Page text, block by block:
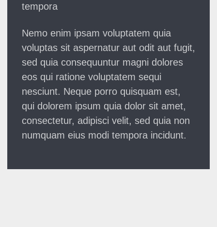
tempora
Nemo enim ipsam voluptatem quia
voluptas sit aspernatur aut odit aut fugit,
sed quia consequuntur magni dolores
eos qui ratione voluptatem sequi
nesciunt. Neque porro quisquam est,
qui dolorem ipsum quia dolor sit amet,
consectetur, adipisci velit, sed quia non
numquam eius modi tempora incidunt.